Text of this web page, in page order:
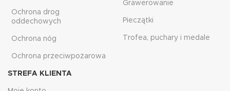
Ochrona drog
oddechowych
Ochrona nóg
Ochrona przeciwpożarowa
Grawerowanie
Pieczątki
Trofea, puchary i medale
STREFA KLIENTA